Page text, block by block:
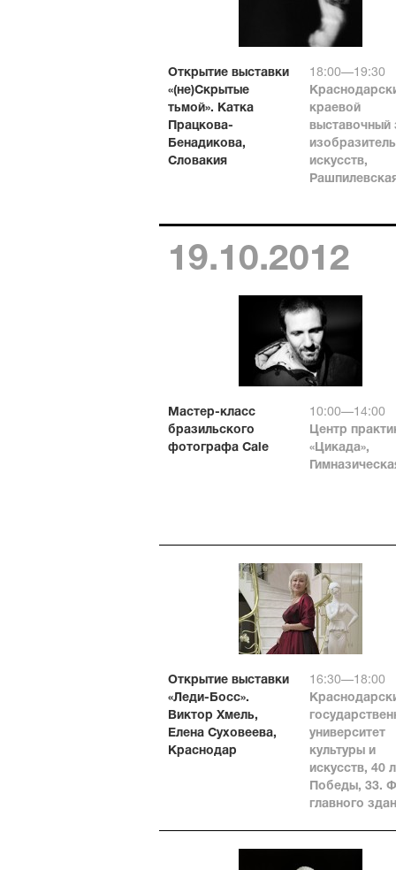
Открытие выставки
«(не)Скрытые
тьмой». Катка
Працкова-
Бенадикова,
Словакия
18:00—19:30
краевой
выставочный
искусств,
19.10.2012
Мастер-класс
бразильского
фотографа Cale
10:00—14:00
Центр
«Цикада»,
Открытие выставки
«Леди-Босс».
Виктор Хмель,
Елена Суховеева,
Краснодар
16:30—18:00
университет
культуры и
искусств, 40
Победы, 33.
главного